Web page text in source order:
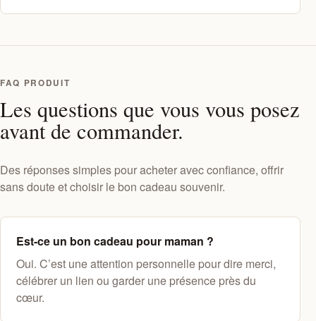
FAQ PRODUIT
Les questions que vous vous posez
avant de commander.
Des réponses simples pour acheter avec confiance, offrir
sans doute et choisir le bon cadeau souvenir.
Est-ce un bon cadeau pour maman ?
Oui. C’est une attention personnelle pour dire merci,
célébrer un lien ou garder une présence près du
cœur.